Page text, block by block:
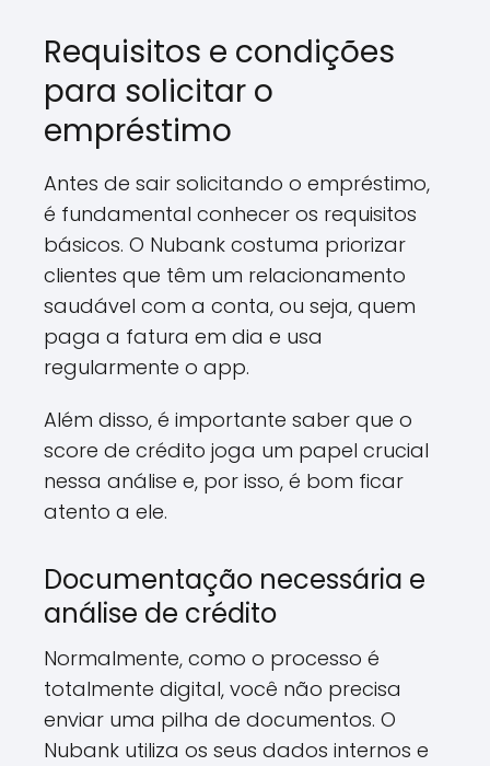
Requisitos e condições
para solicitar o
empréstimo
Antes de sair solicitando o empréstimo,
é fundamental conhecer os requisitos
básicos. O Nubank costuma priorizar
clientes que têm um relacionamento
saudável com a conta, ou seja, quem
paga a fatura em dia e usa
regularmente o app.
Além disso, é importante saber que o
score de crédito joga um papel crucial
nessa análise e, por isso, é bom ficar
atento a ele.
Documentação necessária e
análise de crédito
Normalmente, como o processo é
totalmente digital, você não precisa
enviar uma pilha de documentos. O
Nubank utiliza os seus dados internos e